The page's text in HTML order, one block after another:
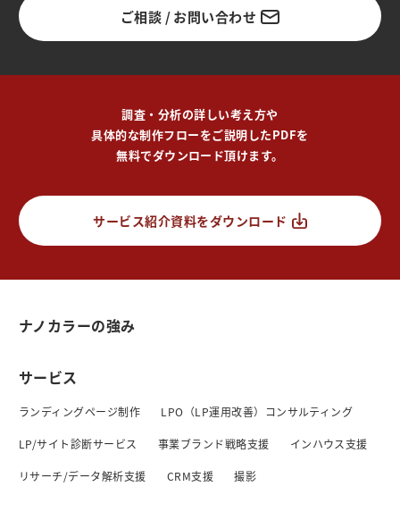
ご相談 / お問い合わせ
調査・分析の詳しい考え方や
具体的な制作フローをご説明したPDFを
無料でダウンロード頂けます。
サービス紹介資料をダウンロード
ナノカラーの強み
サービス
ランディングページ制作 LPO（LP運用改善）コンサルティング
LP/サイト診断サービス 事業ブランド戦略支援 インハウス支援
リサーチ/データ解析支援 CRM支援 撮影